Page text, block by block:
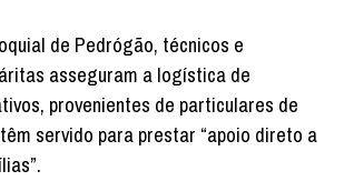
de Pedrógão, técnicos e
asseguram a logística de
provenientes de particulares de
servido para prestar “apoio direto a